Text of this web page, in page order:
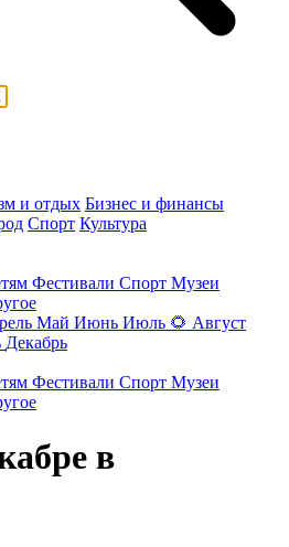
и отдых Бизнес и финансы
Спорт Культура
Фестивали Спорт Музеи
Май Июнь Июль 🌻 Август
Декабрь
Фестивали Спорт Музеи
в